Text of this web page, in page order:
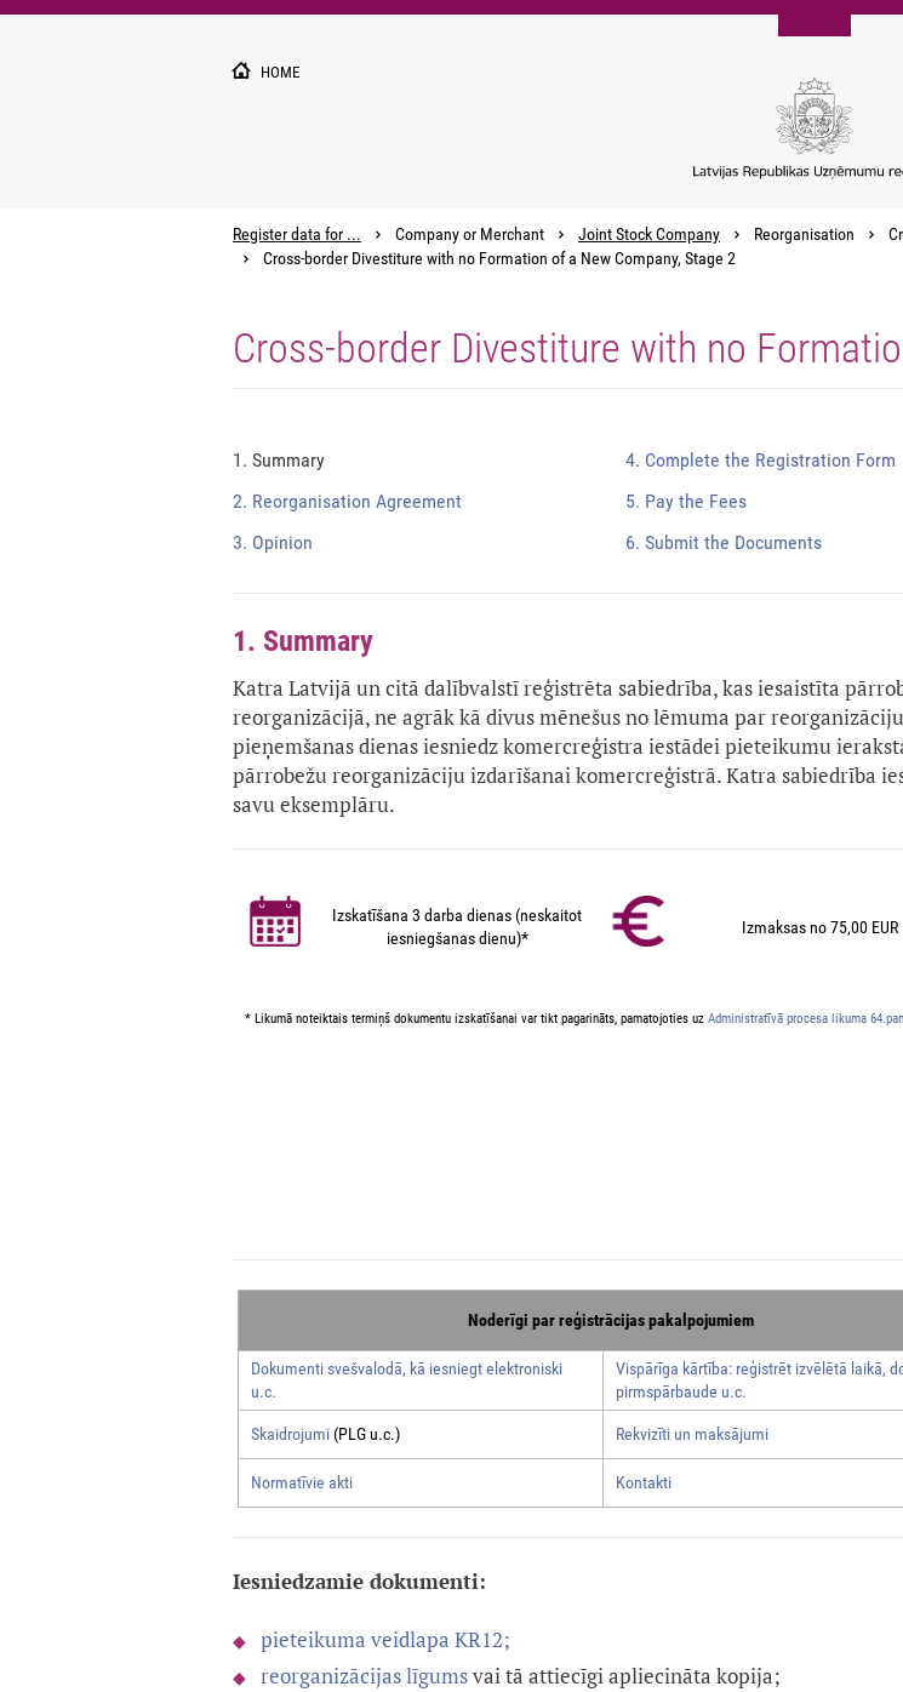
Pārlekt
HOME
Register data for ... Company or Merchant Joint Stock Company Reorganisation
Cross-border Divestiture with no Formation of a New Company, Stage 2
Cross-border Divestiture with no
1. Summary
2. Reorganisation Agreement
3. Opinion
4. Complete the Registration Form
5. Pay the Fees
6. Submit the Documents
1. Summary
Katra Latvijā un citā dalībvalstī reģistrēta sabiedrība, kas iesaistīta
reorganizācijā, ne agrāk kā divus mēnešus no lēmuma par reorganizāciju
pieņemšanas dienas iesniedz komercreģistra iestādei pieteikumu
pārrobežu reorganizāciju izdarīšanai komercreģistrā. Katra sabiedrība
savu eksemplāru.
Izskatīšana 3 darba dienas (neskaitot
iesniegšanas dienu)*
Izmaksas no 75,00 EUR
* Likumā noteiktais termiņš dokumentu izskatīšanai var tikt pagarināts, pamatojoties uz Administratīvā procesa likuma
Noderīgi par reģistrācijas pakalpojumiem
Dokumenti svešvalodā, kā iesniegt elektroniski
u.c.
Vispārīga kārtība: reģistrēt izvēlētā laikā,
pirmspārbaude u.c.
Skaidrojumi(PLG u.c.) Rekvizīti un maksājumi
Normatīvie akti Kontakti
Iesniedzamie dokumenti:
pieteikuma veidlapa KR12;
reorganizācijas līgumsvai tā attiecīgi apliecināta kopija;